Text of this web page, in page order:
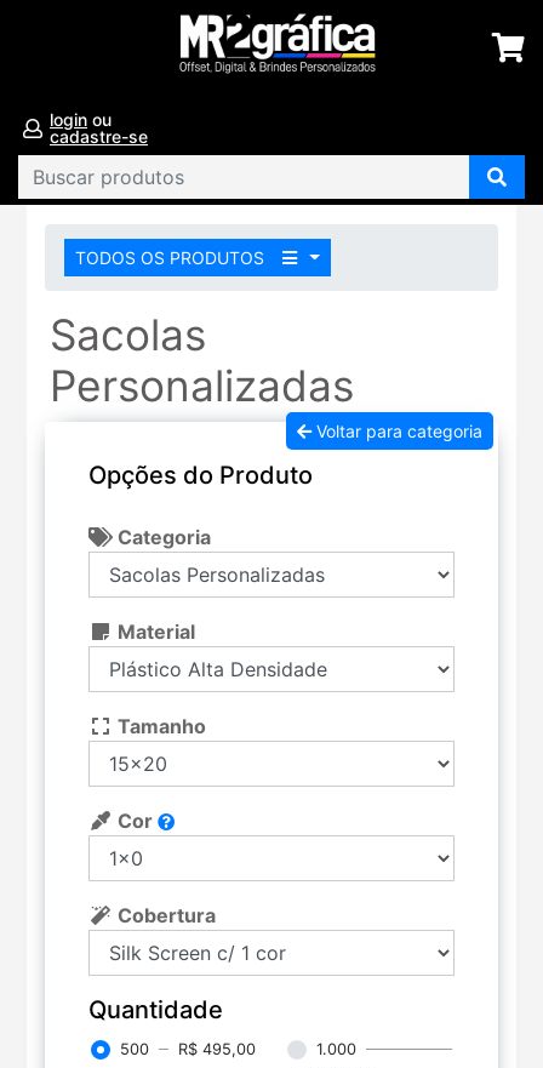
login ou
cadastre-se
TODOS OS PRODUTOS
Sacolas
Personalizadas
Voltar para categoria
Opções do Produto
Categoria
Material
Cor
Cobertura
Tamanho
Quantidade
500 R$ 495,00
1.000